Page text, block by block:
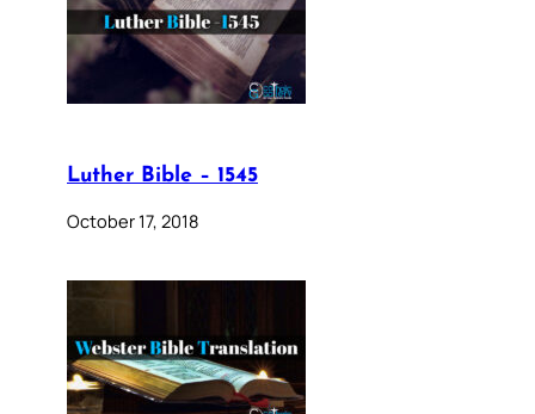
Luther Bible – 1545
October 17, 2018